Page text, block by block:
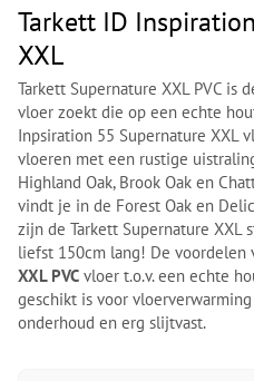
Tarkett ID
XXL
Tarkett Supernature XXL PVC is
vloer zoekt die op een echte
Inpsiration 55 Supernature XXL
vloeren met een rustige
Highland Oak, Brook Oak en
vindt je in de Forest Oak en
zijn de Tarkett Supernature XXL
liefst 150cm lang! De voordelen
XXL PVC vloer t.o.v. een echte
geschikt is voor
onderhoud en erg slijtvast.